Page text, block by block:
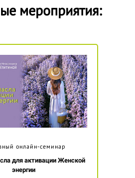
мероприятия:
онлайн-семинар
для активации Женской
энергии